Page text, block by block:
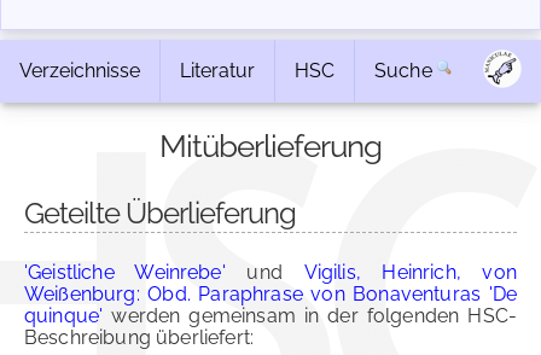
Verzeichnisse Literatur HSC Suche
Mitüberlieferung
Geteilte Überlieferung
'Geistliche Weinrebe' und Vigilis, Heinrich, von
Weißenburg: Obd. Paraphrase von Bonaventuras 'De
quinque' werden gemeinsam in der folgenden HSC-
Beschreibung überliefert: